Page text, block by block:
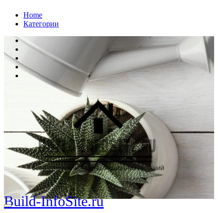
ПерейтиHome
Категории
Build-InfoSite.ru